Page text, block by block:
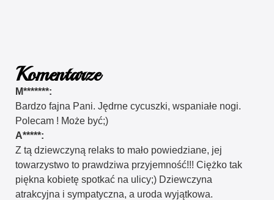
Komentarze
M*******:
Bardzo fajna Pani. Jędrne cycuszki, wspaniałe nogi.
Polecam ! Może być;)
A*****:
Z tą dziewczyną relaks to mało powiedziane, jej
towarzystwo to prawdziwa przyjemność!!! Ciężko tak
piękna kobietę spotkać na ulicy;) Dziewczyna
atrakcyjna i sympatyczna, a uroda wyjątkowa.